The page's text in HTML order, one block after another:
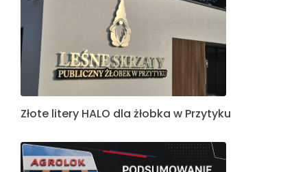
Złote litery HALO dla żłobka w Przytyku